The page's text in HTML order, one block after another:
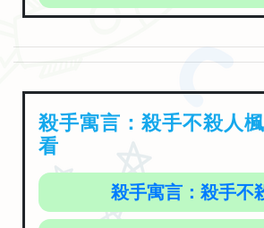
殺手寓言：殺手不殺人
看
殺手寓言：殺手不